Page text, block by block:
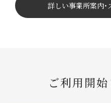
詳しい事業所案内･
ご利⽤開